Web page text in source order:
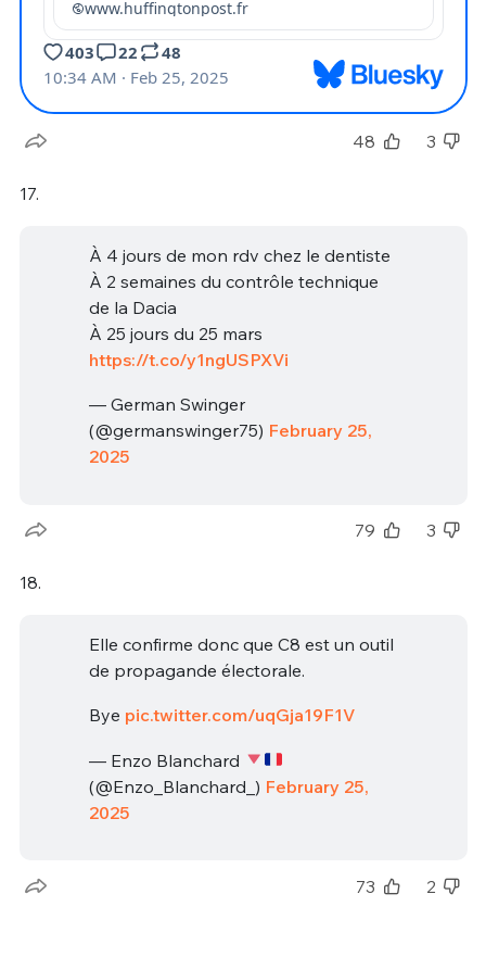
48 3
17.
À 4 jours de mon rdv chez le dentiste
À 2 semaines du contrôle technique
de la Dacia
À 25 jours du 25 mars
https://t.co/y1ngUSPXVi
— German Swinger
(@germanswinger75) February 25,
2025
79 3
18.
Elle confirme donc que C8 est un outil
de propagande électorale.
Bye pic.twitter.com/uqGja19F1V
— Enzo Blanchard
(@Enzo_Blanchard_) February 25,
2025
73 2